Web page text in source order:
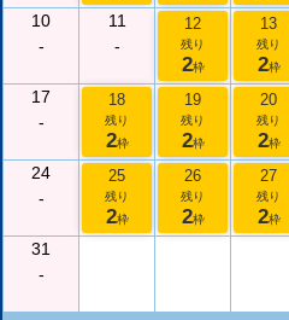
10
-
11
-
12
残り
2枠
13
残り
2枠
17
-
18
残り
2枠
19
残り
2枠
20
残り
2枠
24
-
25
残り
2枠
26
残り
2枠
27
残り
2枠
31
-